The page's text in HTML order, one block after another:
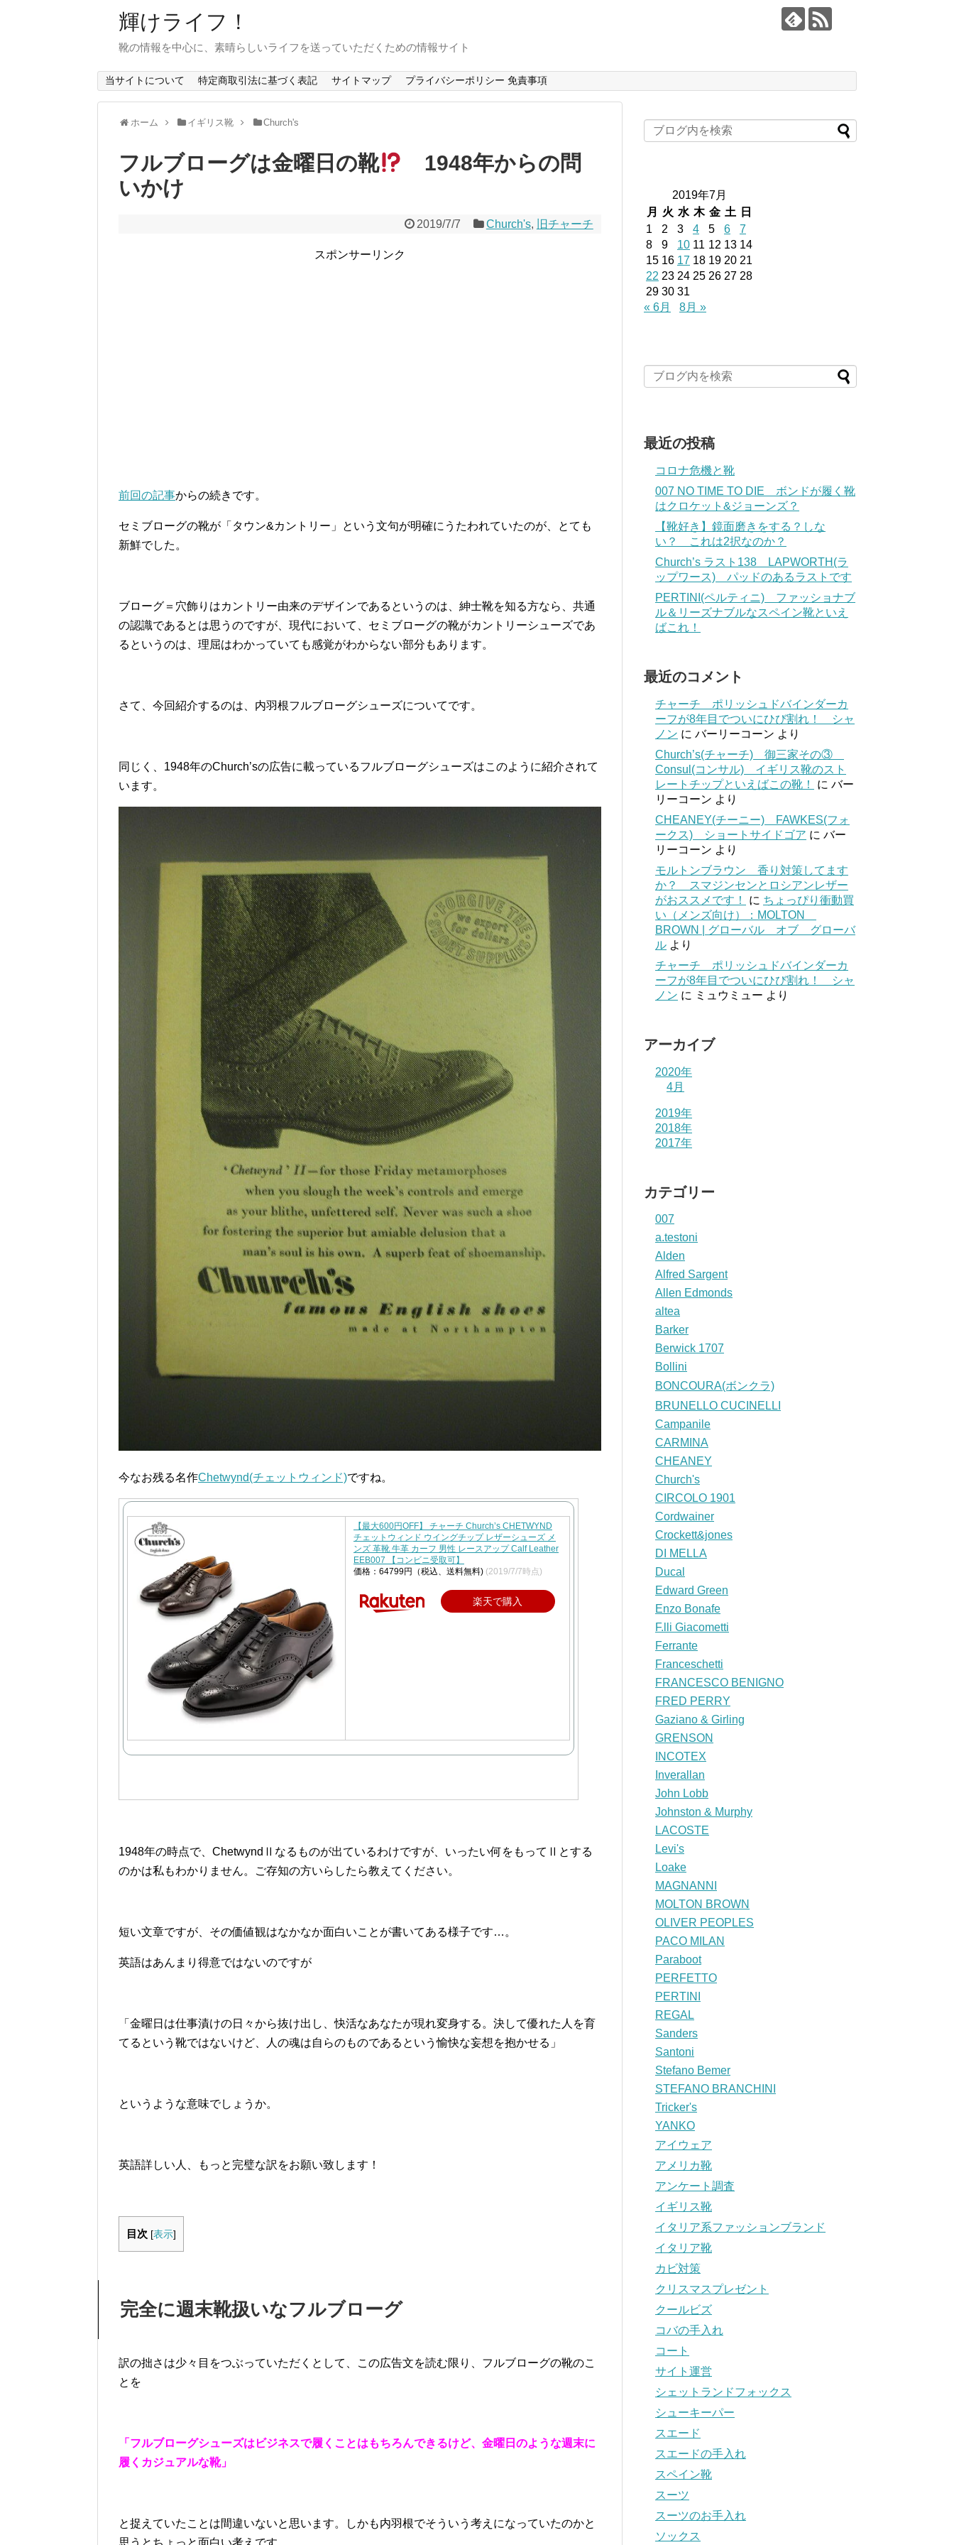
輝けライフ！
靴の情報を中心に、素晴らしいライフを送っていただくための情報サイト
当サイトについて 特定商取引法に基づく表記 サイトマップ プライバシーポリシー 免責事項
ホーム イギリス靴 Church's
フルブローグは金曜日の靴
1948年からの問
いかけ
2019/7/7 Church's, 旧チャーチ
スポンサーリンク
前回の記事からの続きです。
セミブローグの靴が「タウン&カントリー」という文句が明確にうたわれていたのが、とても
新鮮でした。
ブローグ＝穴飾りはカントリー由来のデザインであるというのは、紳士靴を知る方なら、共通
の認識であるとは思うのですが、現代において、セミブローグの靴がカントリーシューズであ
るというのは、理屈はわかっていても感覚がわからない部分もあります。
さて、今回紹介するのは、内羽根フルブローグシューズについてです。
同じく、1948年のChurch’sの広告に載っているフルブローグシューズはこのように紹介されて
います。
今なお残る名作Chetwynd(チェットウィンド)ですね。
【最大600円OFF】 チャーチ Church’s CHETWYND
チェットウィンド ウイングチップ レザーシューズ メ
ンズ 革靴 牛革 カーフ 男性 レースアップ Calf Leather
EEB007 【コンビニ受取可】
価格：64799円（税込、送料無料) (2019/7/7時点)
楽天で購入
1948年の時点で、ChetwyndⅡなるものが出ているわけですが、いったい何をもってⅡとする
のかは私もわかりません。ご存知の方いらしたら教えてください。
短い文章ですが、その価値観はなかなか面白いことが書いてある様子です…。
英語はあんまり得意ではないのですが
「金曜日は仕事漬けの日々から抜け出し、快活なあなたが現れ変身する。決して優れた人を育
てるという靴ではないけど、人の魂は自らのものであるという愉快な妄想を抱かせる」
というような意味でしょうか。
英語詳しい人、もっと完璧な訳をお願い致します！
目次 [表示]
完全に週末靴扱いなフルブローグ
訳の拙さは少々目をつぶっていただくとして、この広告文を読む限り、フルブローグの靴のこ
とを
「フルブローグシューズはビジネスで履くことはもちろんできるけど、金曜日のような週末に
履くカジュアルな靴」
と捉えていたことは間違いないと思います。しかも内羽根でそういう考えになっていたのかと
思うとちょっと面白い考えです。
2019年7月
月
火 水 木 金 土
日
1
2 3 4 5 6
7
8
9 10 11 12 13 14
15 16 17 18 19 20 21
22 23 24 25 26 27 28
29 30 31
« 6月
8月 »
最近の投稿
コロナ危機と靴
007 NO TIME TO DIE ボンドが履く靴
はクロケット&ジョーンズ？
【靴好き】鏡面磨きをする？しな
い？ これは2択なのか？
Church’s ラスト138 LAPWORTH(ラ
ップワース) パッドのあるラストです
PERTINI(ペルティニ) ファッショナブ
ル＆リーズナブルなスペイン靴といえ
ばこれ！
最近のコメント
チャーチ ポリッシュドバインダーカ
ーフが8年目でついにひび割れ！ シャ
ノン に バーリーコーン より
Church’s(チャーチ) 御三家その③
Consul(コンサル) イギリス靴のスト
レートチップといえばこの靴！
に バー
リーコーン より
CHEANEY(チーニー) FAWKES(フォ
ークス) ショートサイドゴア に バー
リーコーン より
モルトンブラウン 香り対策してます
か？ スマジンセンとロシアンレザー
がおススメです！
に ちょっぴり衝動買
い（メンズ向け）：MOLTON
BROWN | グローバル オブ グローバ
ル より
チャーチ ポリッシュドバインダーカ
ーフが8年目でついにひび割れ！ シャ
ノン に ミュウミュー より
アーカイブ
2020年
4月
2019年
2018年
2017年
カテゴリー
007
a.testoni
Alden
Alfred Sargent
Allen Edmonds
altea
Barker
Berwick 1707
Bollini
BONCOURA(ボンクラ)
BRUNELLO CUCINELLI
Campanile
CARMINA
CHEANEY
Church's
CIRCOLO 1901
Cordwainer
Crockett&jones
DI MELLA
Ducal
Edward Green
Enzo Bonafe
F.lli Giacometti
Ferrante
Franceschetti
FRANCESCO BENIGNO
FRED PERRY
Gaziano & Girling
GRENSON
INCOTEX
Inverallan
John Lobb
Johnston & Murphy
LACOSTE
Levi's
Loake
MAGNANNI
MOLTON BROWN
OLIVER PEOPLES
PACO MILAN
Paraboot
PERFETTO
PERTINI
REGAL
Sanders
Santoni
Stefano Bemer
STEFANO BRANCHINI
Tricker's
YANKO
アイウェア
アメリカ靴
アンケート調査
イギリス靴
イタリア系ファッションブランド
イタリア靴
カビ対策
クリスマスプレゼント
クールビズ
コバの手入れ
コート
サイト運営
シェットランドフォックス
シューキーパー
スエード
スエードの手入れ
スペイン靴
スーツ
スーツのお手入れ
ソックス